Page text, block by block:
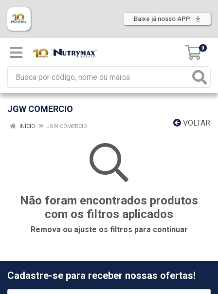
Baixe já nosso APP
0
JGW COMERCIO
VOLTAR
INÍCIO JGW COMERCIO
Não foram encontrados produtos
com os filtros aplicados
Remova ou ajuste os filtros para continuar
Cadastre-se para receber nossas ofertas!